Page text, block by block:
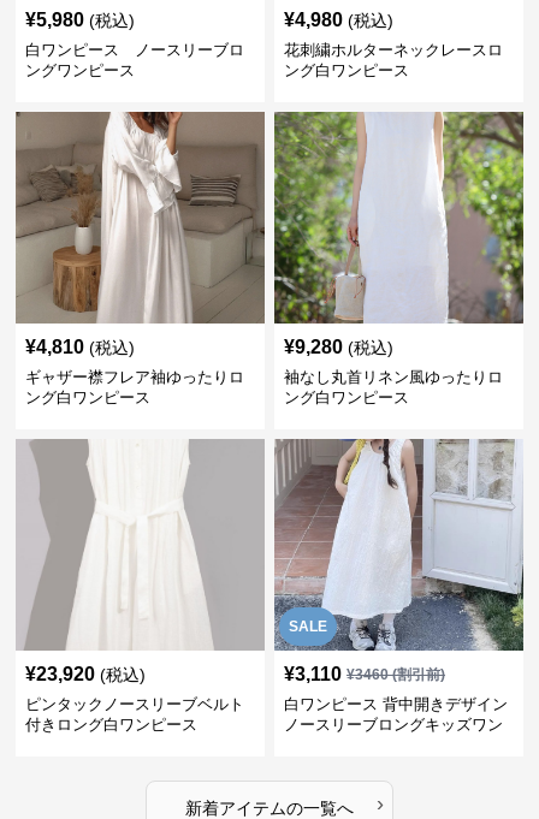
¥5,980 (税込)
白ワンピース ノースリーブロ
ングワンピース
¥4,980 (税込)
花刺繍ホルターネックレースロ
ング白ワンピース
¥4,810 (税込)
ギャザー襟フレア袖ゆったりロ
ング白ワンピース
¥9,280 (税込)
袖なし丸首リネン風ゆったりロ
ング白ワンピース
¥23,920 (税込)
ピンタックノースリーブベルト
付きロング白ワンピース
SALE
¥3,110 ¥3460(割引前)
白ワンピース 背中開きデザイン
ノースリーブロングキッズワン
新着アイテムの一覧へ ›